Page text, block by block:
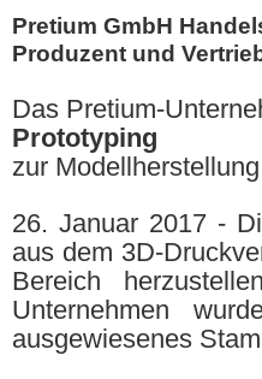
Pretium GmbH
Produzent und
Das Pretium-
Prototyping
zur
26. Januar 2017 -
aus dem 3D-
Bereich
Unternehmen
ausgewiesenes